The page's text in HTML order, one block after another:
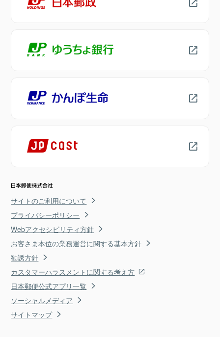
サイトのご利用について
プライバシーポリシー
Webアクセシビリティ方針
お客さま本位の業務運営に関する基本方針
勧誘方針
カスタマーハラスメントに関する考え方
日本郵便公式アプリ一覧
ソーシャルメディア
サイトマップ